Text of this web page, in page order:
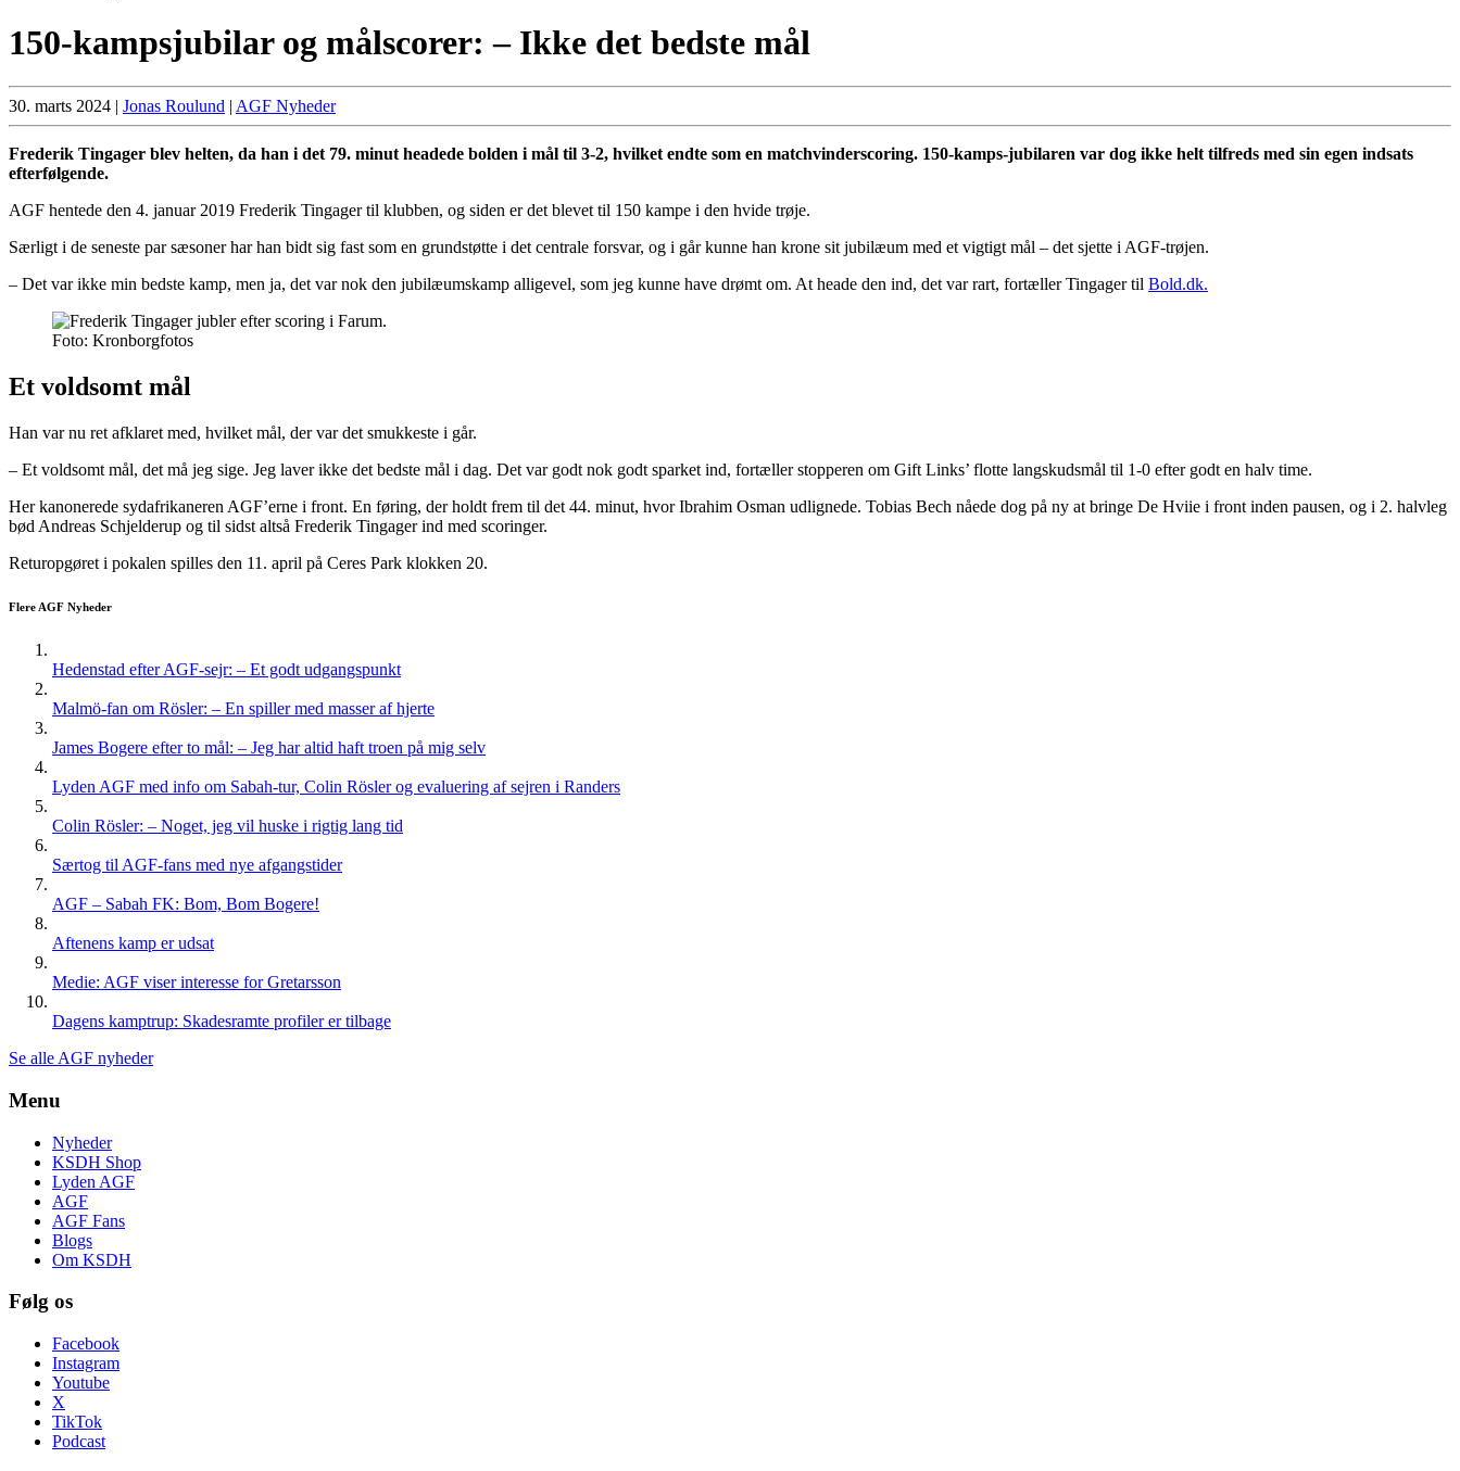
150-kampsjubilar og målscorer: – Ikke det bedste mål
30. marts 2024 | Jonas Roulund | AGF Nyheder
Frederik Tingager blev helten, da han i det 79. minut headede bolden i mål til 3-2, hvilket endte som en matchvinderscoring. 150-kamps-jubilaren var dog ikke helt tilfreds med sin egen indsats
efterfølgende.
AGF hentede den 4. januar 2019 Frederik Tingager til klubben, og siden er det blevet til 150 kampe i den hvide trøje.
Særligt i de seneste par sæsoner har han bidt sig fast som en grundstøtte i det centrale forsvar, og i går kunne han krone sit jubilæum med et vigtigt mål – det sjette i AGF-trøjen.
– Det var ikke min bedste kamp, men ja, det var nok den jubilæumskamp alligevel, som jeg kunne have drømt om. At heade den ind, det var rart, fortæller Tingager til Bold.dk.
Foto: Kronborgfotos
Et voldsomt mål
Han var nu ret afklaret med, hvilket mål, der var det smukkeste i går.
– Et voldsomt mål, det må jeg sige. Jeg laver ikke det bedste mål i dag. Det var godt nok godt sparket ind, fortæller stopperen om Gift Links’ flotte langskudsmål til 1-0 efter godt en halv time.
Her kanonerede sydafrikaneren AGF’erne i front. En føring, der holdt frem til det 44. minut, hvor Ibrahim Osman udlignede. Tobias Bech nåede dog på ny at bringe De Hviie i front inden pausen, og i 2. halvleg
bød Andreas Schjelderup og til sidst altså Frederik Tingager ind med scoringer.
Returopgøret i pokalen spilles den 11. april på Ceres Park klokken 20.
Flere AGF Nyheder
Hedenstad efter AGF-sejr: – Et godt udgangspunkt
Malmö-fan om Rösler: – En spiller med masser af hjerte
James Bogere efter to mål: – Jeg har altid haft troen på mig selv
Lyden AGF med info om Sabah-tur, Colin Rösler og evaluering af sejren i Randers
Colin Rösler: – Noget, jeg vil huske i rigtig lang tid
Særtog til AGF-fans med nye afgangstider
AGF – Sabah FK: Bom, Bom Bogere!
Aftenens kamp er udsat
Medie: AGF viser interesse for Gretarsson
Dagens kamptrup: Skadesramte profiler er tilbage
Se alle AGF nyheder
Menu
Nyheder
KSDH Shop
Lyden AGF
AGF
AGF Fans
Blogs
Om KSDH
Følg os
Facebook
Instagram
Youtube
X
TikTok
Podcast